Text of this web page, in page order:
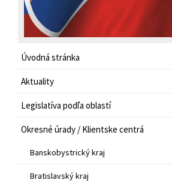
Úvodná stránka
Aktuality
Legislatíva podľa oblastí
Okresné úrady / Klientske centrá
Banskobystrický kraj
Bratislavský kraj